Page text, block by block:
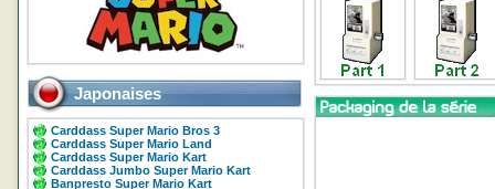
Japonaises
Carddass Super Mario Bros 3
Carddass Super Mario Land
Carddass Super Mario Kart
Carddass Jumbo Super Mario Kart
Banpresto Super Mario Kart